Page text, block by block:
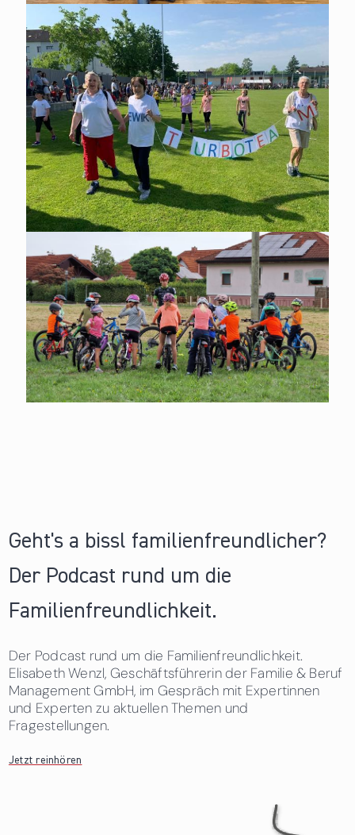
Geht's a bissl familienfreundlicher?
Der Podcast rund um die
Familienfreundlichkeit.
Der Podcast rund um die Familienfreundlichkeit.
Elisabeth Wenzl, Geschäftsführerin der Familie & Beruf
Management GmbH, im Gespräch mit Expertinnen
und Experten zu aktuellen Themen und
Fragestellungen.
Jetzt reinhören